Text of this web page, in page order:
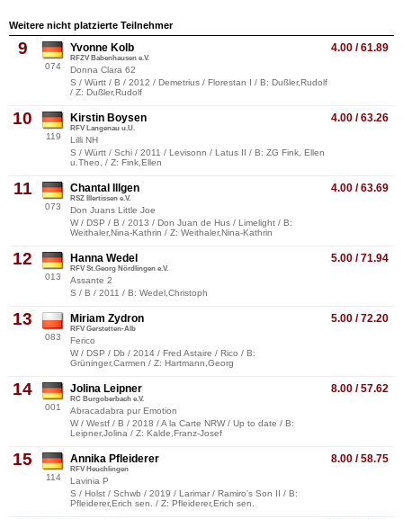
Weitere nicht platzierte Teilnehmer
9
074
4.00 / 61.89
Yvonne Kolb
RFZV Babenhausen e.V.
Donna Clara 62
S / Württ / B / 2012 / Demetrius / Florestan I / B: Dußler,Rudolf
/ Z: Dußler,Rudolf
10
119
4.00 / 63.26
Kirstin Boysen
RFV Langenau u.U.
Lilli NH
S / Württ / Schi / 2011 / Levisonn / Latus II / B: ZG Fink, Ellen
u.Theo, / Z: Fink,Ellen
11
073
4.00 / 63.69
Chantal Illgen
RSZ Illertissen e.V.
Don Juans Little Joe
W / DSP / B / 2013 / Don Juan de Hus / Limelight / B:
Weithaler,Nina-Kathrin / Z: Weithaler,Nina-Kathrin
12
013
5.00 / 71.94
Hanna Wedel
RFV St.Georg Nördlingen e.V.
Assante 2
S / B / 2011 / B: Wedel,Christoph
13
083
5.00 / 72.20
Miriam Zydron
RFV Gerstetten-Alb
Ferico
W / DSP / Db / 2014 / Fred Astaire / Rico / B:
Grüninger,Carmen / Z: Hartmann,Georg
14
001
8.00 / 57.62
Jolina Leipner
RC Burgoberbach e.V.
Abracadabra pur Emotion
W / Westf / B / 2018 / A la Carte NRW / Up to date / B:
Leipner,Jolina / Z: Kalde,Franz-Josef
15
114
8.00 / 58.75
Annika Pfleiderer
RFV Heuchlingen
Lavinia P
S / Holst / Schwb / 2019 / Larimar / Ramiro's Son II / B:
Pfleiderer,Erich sen. / Z: Pfleiderer,Erich sen.